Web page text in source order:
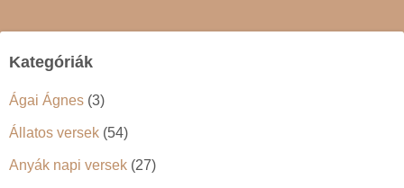
Kategóriák
Ágai Ágnes (3)
Állatos versek (54)
Anyák napi versek (27)